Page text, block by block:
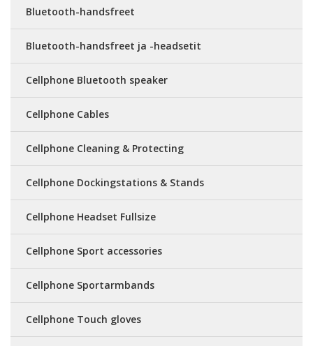
Bluetooth-handsfreet
Bluetooth-handsfreet ja -headsetit
Cellphone Bluetooth speaker
Cellphone Cables
Cellphone Cleaning & Protecting
Cellphone Dockingstations & Stands
Cellphone Headset Fullsize
Cellphone Sport accessories
Cellphone Sportarmbands
Cellphone Touch gloves